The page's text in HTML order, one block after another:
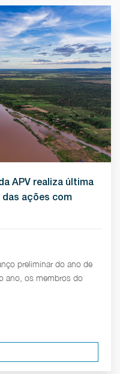
APV realiza última
das ações com
preliminar do ano de
ano, os membros do